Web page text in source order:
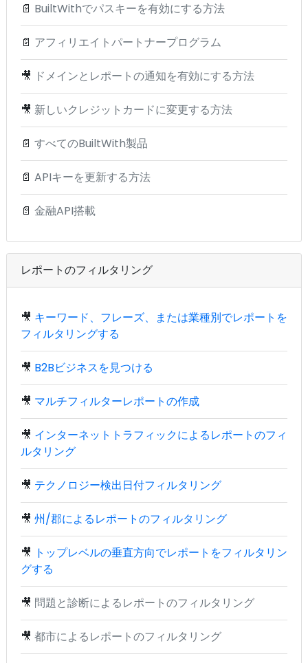
📄 BuiltWithでパスキーを有効にする方法
📄 アフィリエイトパートナープログラム
🎥 ドメインとレポートの通知を有効にする方法
🎥 新しいクレジットカードに変更する方法
📄 すべてのBuiltWith製品
📄 APIキーを更新する方法
📄 金融API搭載
レポートのフィルタリング
🎥 キーワード、フレーズ、または業種別でレポートを
フィルタリングする
🎥 B2Bビジネスを見つける
🎥 マルチフィルターレポートの作成
🎥 インターネットトラフィックによるレポートのフィ
ルタリング
🎥 テクノロジー検出日付フィルタリング
🎥 州/郡によるレポートのフィルタリング
🎥 トップレベルの垂直方向でレポートをフィルタリン
グする
🎥 問題と診断によるレポートのフィルタリング
🎥 都市によるレポートのフィルタリング